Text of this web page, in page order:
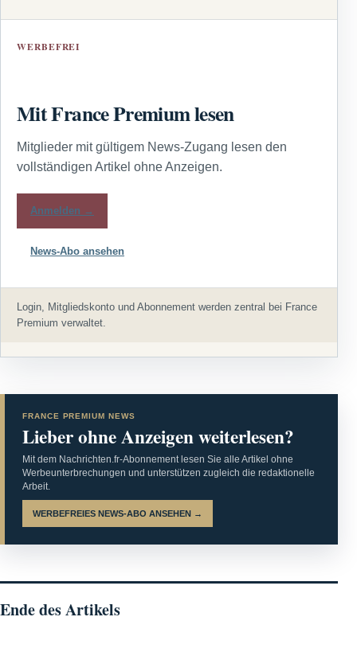
WERBEFREI
Mit France Premium lesen
Mitglieder mit gültigem News-Zugang lesen den
vollständigen Artikel ohne Anzeigen.
Anmelden →
News-Abo ansehen
Login, Mitgliedskonto und Abonnement werden zentral bei France
Premium verwaltet.
FRANCE PREMIUM NEWS
Lieber ohne Anzeigen weiterlesen?
Mit dem Nachrichten.fr-Abonnement lesen Sie alle Artikel ohne
Werbeunterbrechungen und unterstützen zugleich die redaktionelle
Arbeit.
WERBEFREIES NEWS-ABO ANSEHEN →
Ende des Artikels